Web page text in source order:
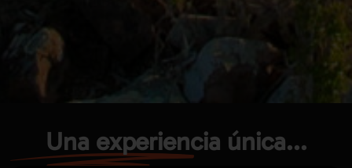
Una experiencia única...